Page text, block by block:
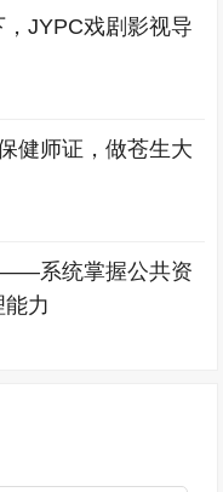
JYPC戏剧影视导
健师证，做苍生大
系统掌握公共资
力